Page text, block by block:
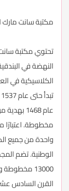
مكتبة سانت مارك
تحتوي مكتبة
النهضة في
الكلاسيكية في
واحدة من جميع
الوطنية. تضم
القرن السادس